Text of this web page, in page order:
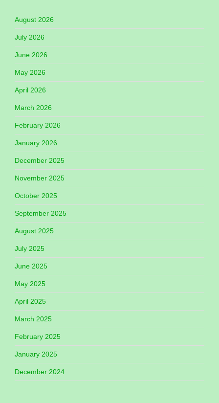
August 2026
July 2026
June 2026
May 2026
April 2026
March 2026
February 2026
January 2026
December 2025
November 2025
October 2025
September 2025
August 2025
July 2025
June 2025
May 2025
April 2025
March 2025
February 2025
January 2025
December 2024